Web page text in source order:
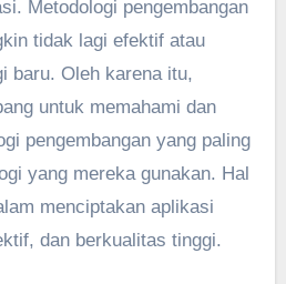
Metodologi pengembangan
tidak lagi efektif atau
baru. Oleh karena itu,
untuk memahami dan
pengembangan yang paling
yang mereka gunakan. Hal
menciptakan aplikasi
dan berkualitas tinggi.